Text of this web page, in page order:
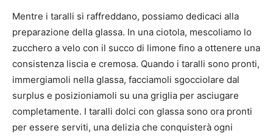
Mentre i taralli si raffreddano, possiamo dedicaci alla
preparazione della glassa. In una ciotola, mescoliamo lo
zucchero a velo con il succo di limone fino a ottenere una
consistenza liscia e cremosa. Quando i taralli sono pronti,
immergiamoli nella glassa, facciamoli sgocciolare dal
surplus e posizioniamoli su una griglia per asciugare
completamente. I taralli dolci con glassa sono ora pronti
per essere serviti, una delizia che conquisterà ogni